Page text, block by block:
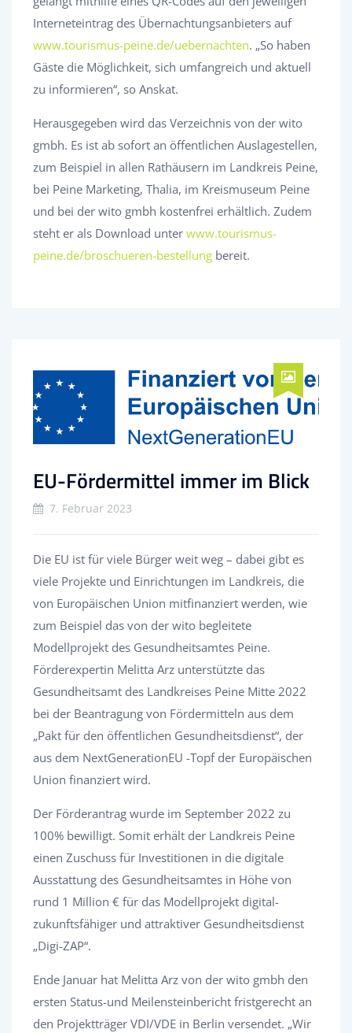
Interneteintrag des Übernachtungsanbieters auf
www.tourismus-peine.de/uebernachten. „So haben
Gäste die Möglichkeit, sich umfangreich und aktuell
zu informieren“, so Anskat.
Herausgegeben wird das Verzeichnis von der wito
gmbh. Es ist ab sofort an öffentlichen Auslagestellen,
zum Beispiel in allen Rathäusern im Landkreis Peine,
bei Peine Marketing, Thalia, im Kreismuseum Peine
und bei der wito gmbh kostenfrei erhältlich. Zudem
steht er als Download unter www.tourismus-
peine.de/broschueren-bestellung bereit.
EU-Fördermittel immer im Blick
7. Februar 2023
Die EU ist für viele Bürger weit weg – dabei gibt es
viele Projekte und Einrichtungen im Landkreis, die
von Europäischen Union mitfinanziert werden, wie
zum Beispiel das von der wito begleitete
Modellprojekt des Gesundheitsamtes Peine.
Förderexpertin Melitta Arz unterstützte das
Gesundheitsamt des Landkreises Peine Mitte 2022
bei der Beantragung von Fördermitteln aus dem
„Pakt für den öffentlichen Gesundheitsdienst“, der
aus dem NextGenerationEU -Topf der Europäischen
Union finanziert wird.
Der Förderantrag wurde im September 2022 zu
100% bewilligt. Somit erhält der Landkreis Peine
einen Zuschuss für Investitionen in die digitale
Ausstattung des Gesundheitsamtes in Höhe von
rund 1 Million € für das Modellprojekt digital-
zukunftsfähiger und attraktiver Gesundheitsdienst
„Digi-ZAP“.
Ende Januar hat Melitta Arz von der wito gmbh den
ersten Status-und Meilensteinbericht fristgerecht an
den Projektträger VDI/VDE in Berlin versendet. „Wir